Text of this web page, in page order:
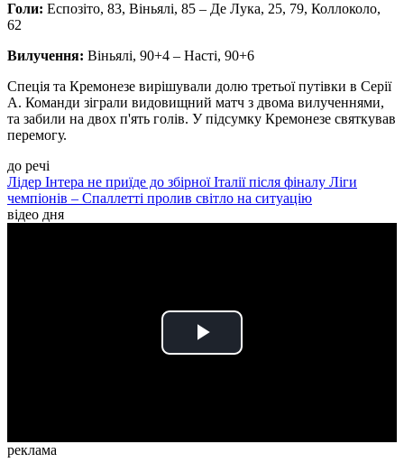
Голи: Еспозіто, 83, Віньялі, 85 – Де Лука, 25, 79, Коллоколо,
62
Вилучення: Віньялі, 90+4 – Насті, 90+6
Спеція та Кремонезе вирішували долю третьої путівки в Серії
А. Команди зіграли видовищний матч з двома вилученнями,
та забили на двох п'ять голів. У підсумку Кремонезе святкував
перемогу.
до речі
Лідер Інтера не приїде до збірної Італії після фіналу Ліги
чемпіонів – Спаллетті пролив світло на ситуацію
відео дня
Play
реклама